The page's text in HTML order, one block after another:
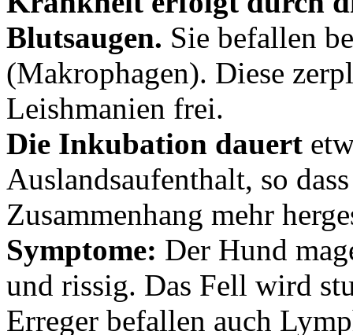
Blutsaugen. Sie befallen
(Makrophagen). Diese
Leishmanien frei.
Die Inkubation dauert
Auslandsaufenthalt, so
Zusammenhang mehr
Symptome: Der Hund
und rissig. Das Fell wird
Erreger befallen auch